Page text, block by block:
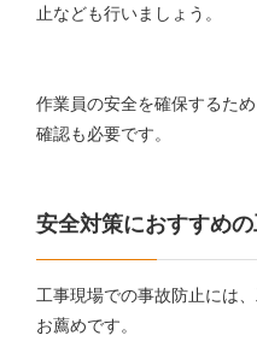
止なども行いましょう。
作業員の安全を確保するた
確認も必要です。
安全対策におすすめ
工事現場での事故防止には
お薦めです。